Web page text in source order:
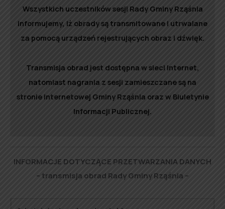
Wszystkich uczestników sesji Rady Gminy Rząśnia
informujemy, iż obrady są transmitowane i utrwalane
za pomocą urządzeń rejestrujących obraz i dźwięk.
Transmisja obrad jest dostępna w sieci Internet,
natomiast nagrania z sesji zamieszczane są na
stronie internetowej Gminy Rząśnia oraz w Biuletynie
Informacji Publicznej.
INFORMACJE DOTYCZĄCE PRZETWARZANIA DANYCH
– transmisja obrad Rady Gminy Rząśnia –